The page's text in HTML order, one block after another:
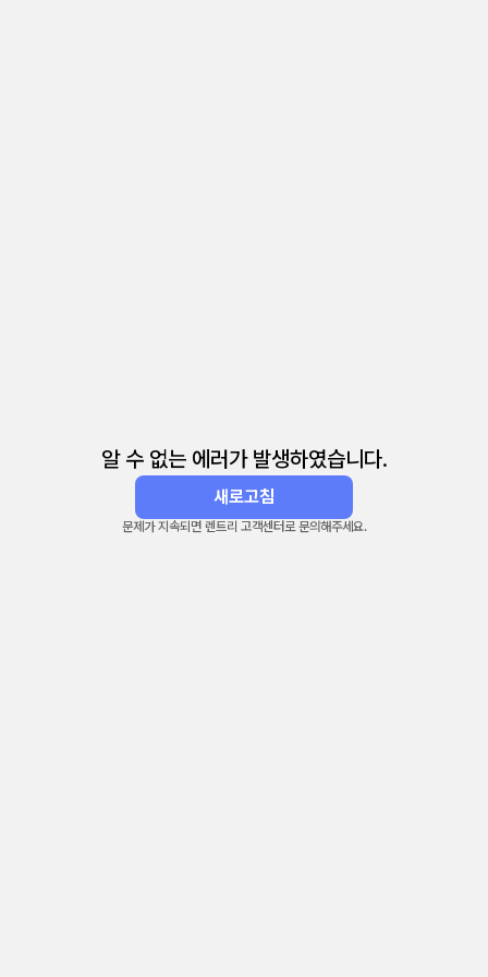
알 수 없는 에러가 발생하였습니다.
새로고침
문제가 지속되면 렌트리 고객센터로 문의해주세요.